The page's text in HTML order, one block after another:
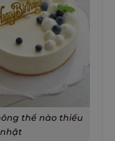
thể nào thiếu